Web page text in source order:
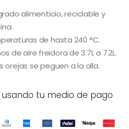
alimenticio, reciclable y
de hasta 240 °C.
de aire freidora de 3.7L a 7.2L.
orejas se peguen a la olla.
tu medio de pago